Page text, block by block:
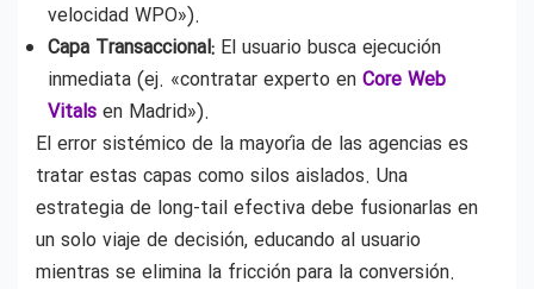
velocidad WPO»).
Capa Transaccional: El usuario busca ejecución
inmediata (ej. «contratar experto en Core Web
Vitals en Madrid»).
El error sistémico de la mayoría de las agencias es
tratar estas capas como silos aislados. Una
estrategia de long-tail efectiva debe fusionarlas en
un solo viaje de decisión, educando al usuario
mientras se elimina la fricción para la conversión.